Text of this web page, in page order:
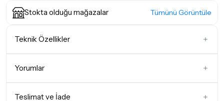
Stokta olduğu mağazalar Tümünü Görüntüle
Teknik Özellikler
Yorumlar
Teslimat ve İade